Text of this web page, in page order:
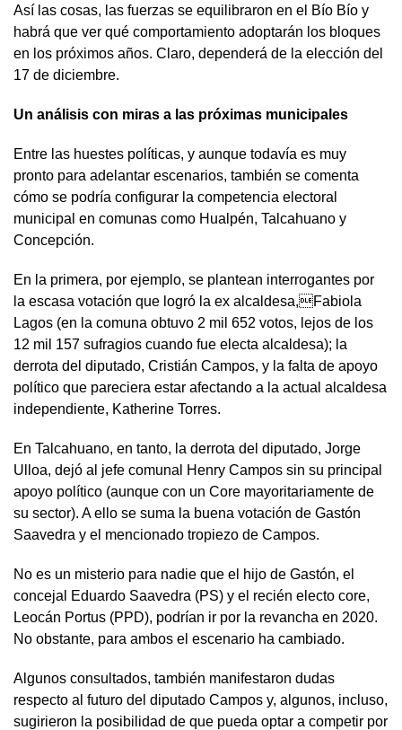
Así las cosas, las fuerzas se equilibraron en el Bío Bío y
habrá que ver qué comportamiento adoptarán los bloques
en los próximos años. Claro, dependerá de la elección del
17 de diciembre.
Un análisis con miras a las próximas municipales
Entre las huestes políticas, y aunque todavía es muy
pronto para adelantar escenarios, también se comenta
cómo se podría configurar la competencia electoral
municipal en comunas como Hualpén, Talcahuano y
Concepción.
En la primera, por ejemplo, se plantean interrogantes por
la escasa votación que logró la ex alcaldesa,Fabiola
Lagos (en la comuna obtuvo 2 mil 652 votos, lejos de los
12 mil 157 sufragios cuando fue electa alcaldesa); la
derrota del diputado, Cristián Campos, y la falta de apoyo
político que pareciera estar afectando a la actual alcaldesa
independiente, Katherine Torres.
En Talcahuano, en tanto, la derrota del diputado, Jorge
Ulloa, dejó al jefe comunal Henry Campos sin su principal
apoyo político (aunque con un Core mayoritariamente de
su sector). A ello se suma la buena votación de Gastón
Saavedra y el mencionado tropiezo de Campos.
No es un misterio para nadie que el hijo de Gastón, el
concejal Eduardo Saavedra (PS) y el recién electo core,
Leocán Portus (PPD), podrían ir por la revancha en 2020.
No obstante, para ambos el escenario ha cambiado.
Algunos consultados, también manifestaron dudas
respecto al futuro del diputado Campos y, algunos, incluso,
sugirieron la posibilidad de que pueda optar a competir por